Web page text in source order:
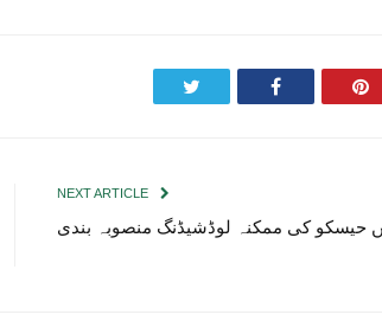
Facebook
NEXT ARTICLE
حیسکو کی ممکنہ لوڈشیڈنگ منصوبہ بندی